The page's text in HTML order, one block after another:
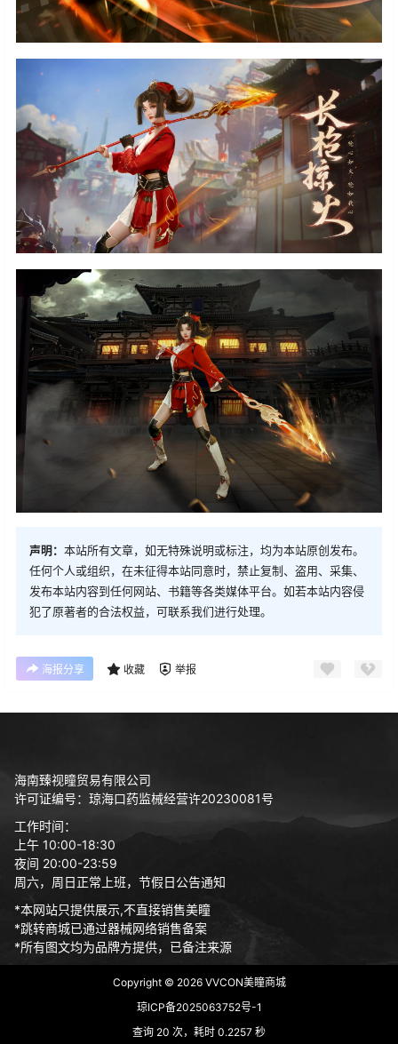
声明： 本站所有文章，如无特殊说明或标注，均为本站原创发布。
任何个人或组织，在未征得本站同意时，禁止复制、盗用、采集、
发布本站内容到任何网站、书籍等各类媒体平台。如若本站内容侵
犯了原著者的合法权益，可联系我们进行处理。
海报分享 收藏 举报
海南臻视瞳贸易有限公司
许可证编号：琼海口药监械经营许20230081号
工作时间：
上午 10:00-18:30
夜间 20:00-23:59
周六，周日正常上班，节假日公告通知
*本网站只提供展示,不直接销售美瞳
*跳转商城已通过器械网络销售备案
*所有图文均为品牌方提供，已备注来源
Copyright © 2026VVCON美瞳商城
琼ICP备2025063752号-1
查询 20 次，耗时 0.2257 秒